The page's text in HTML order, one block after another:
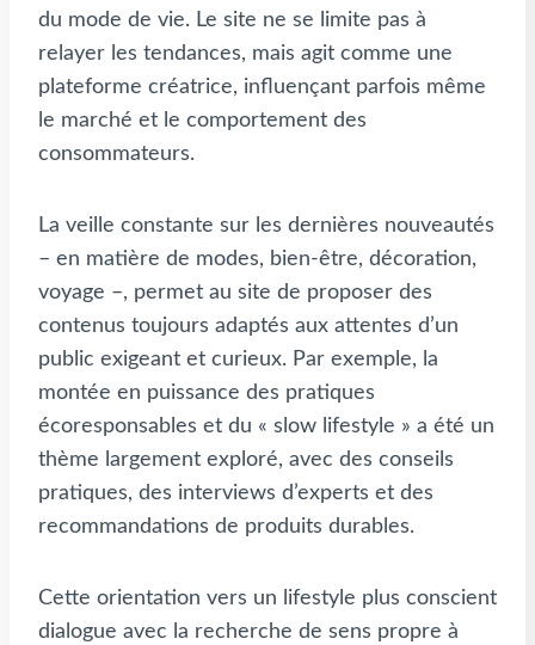
du mode de vie. Le site ne se limite pas à
relayer les tendances, mais agit comme une
plateforme créatrice, influençant parfois même
le marché et le comportement des
consommateurs.
La veille constante sur les dernières nouveautés
– en matière de modes, bien-être, décoration,
voyage –, permet au site de proposer des
contenus toujours adaptés aux attentes d’un
public exigeant et curieux. Par exemple, la
montée en puissance des pratiques
écoresponsables et du « slow lifestyle » a été un
thème largement exploré, avec des conseils
pratiques, des interviews d’experts et des
recommandations de produits durables.
Cette orientation vers un lifestyle plus conscient
dialogue avec la recherche de sens propre à